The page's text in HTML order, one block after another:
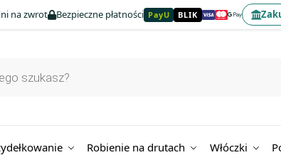
na zwrot Bezpieczne płatności PayU BLIK
Robienie na drutach Włóczki